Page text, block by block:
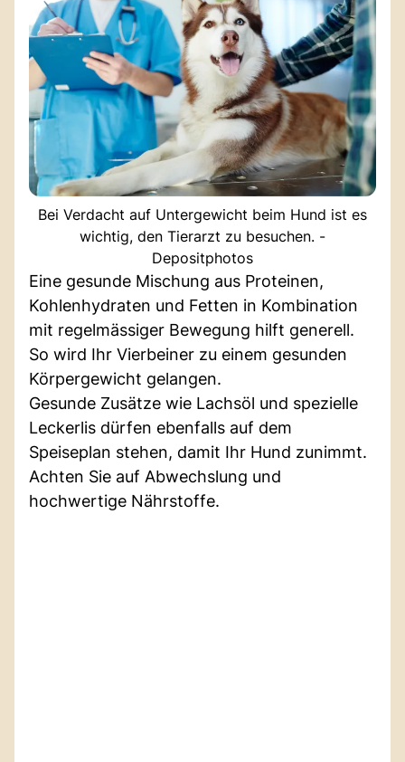
Bei Verdacht auf Untergewicht beim Hund ist es
wichtig, den Tierarzt zu besuchen. -
Depositphotos
Eine gesunde Mischung aus Proteinen,
Kohlenhydraten und Fetten in Kombination
mit regelmässiger Bewegung hilft generell.
So wird Ihr Vierbeiner zu einem gesunden
Körpergewicht gelangen.
Gesunde Zusätze wie Lachsöl und spezielle
Leckerlis dürfen ebenfalls auf dem
Speiseplan stehen, damit Ihr Hund zunimmt.
Achten Sie auf Abwechslung und
hochwertige Nährstoffe.